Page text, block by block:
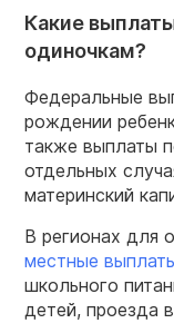
Какие
одиночкам?
Федеральные
рождении
также выплаты
отдельных
материнский
В регионах для
местные
школьного
детей, проезда